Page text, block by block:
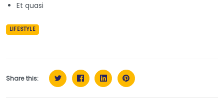
Et quasi
LIFESTYLE
Share this: